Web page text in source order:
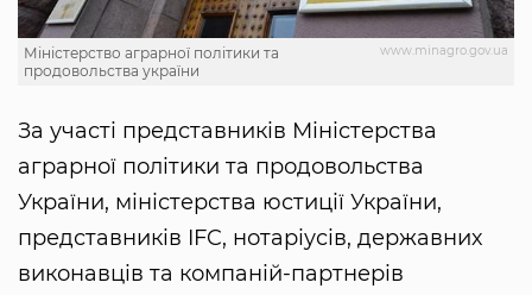
www.minagro.gov.ua
Міністерство аграрної політики та
продовольства україни
За участі представників Міністерства
аграрної політики та продовольства
України, міністерства юстиції України,
представників IFC, нотаріусів, державних
виконавців та компаній-партнерів